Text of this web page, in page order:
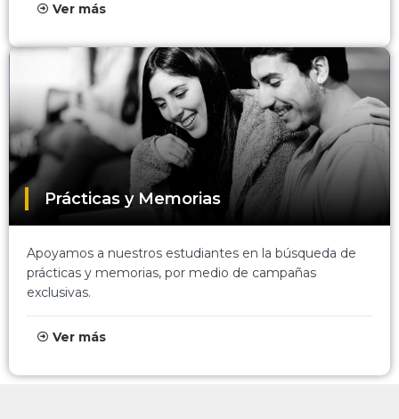
Ver más
Prácticas y Memorias
Apoyamos a nuestros estudiantes en la búsqueda de
prácticas y memorias, por medio de campañas
exclusivas.
Ver más